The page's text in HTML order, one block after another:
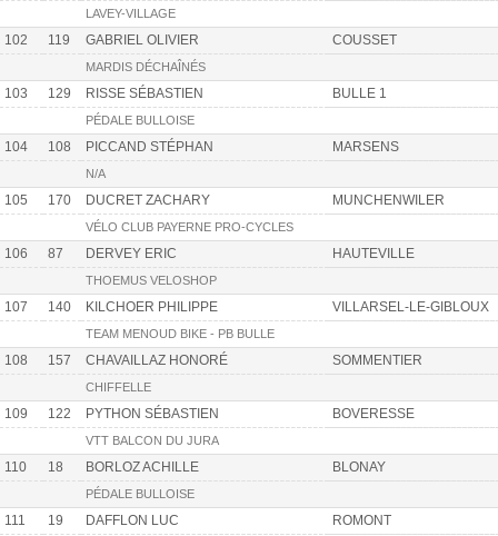
LAVEY-VILLAGE
102 119 GABRIEL OLIVIER COUSSET
MARDIS DÉCHAÎNÉS
103 129 RISSE SÉBASTIEN BULLE 1
PÉDALE BULLOISE
104 108 PICCAND STÉPHAN MARSENS
N/A
105 170 DUCRET ZACHARY MUNCHENWILER
VÉLO CLUB PAYERNE PRO-CYCLES
106 87 DERVEY ERIC HAUTEVILLE
THOEMUS VELOSHOP
107 140 KILCHOER PHILIPPE VILLARSEL-LE-GIBLOUX
TEAM MENOUD BIKE - PB BULLE
108 157 CHAVAILLAZ HONORÉ SOMMENTIER
CHIFFELLE
109 122 PYTHON SÉBASTIEN BOVERESSE
VTT BALCON DU JURA
110 18 BORLOZ ACHILLE BLONAY
PÉDALE BULLOISE
111 19 DAFFLON LUC ROMONT